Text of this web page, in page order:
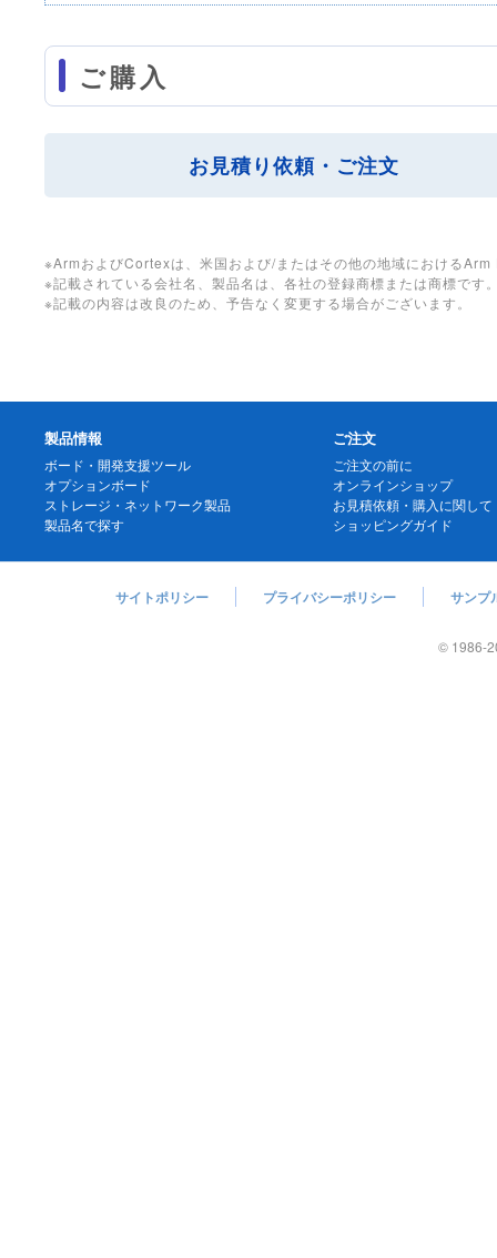
ご購入
お見積り依頼・ご注文
※ArmおよびCortexは、米国および/またはその他の地域における
※記載されている会社名、製品名は、各社の登録商標または商標です
※記載の内容は改良のため、予告なく変更する場合がございます。
製品情報
ボード・開発支援ツール
オプションボード
ストレージ・ネットワーク製品
製品名で探す
ご注文
ご注文の前に
オンラインショップ
お見積依頼・購入に関して
ショッピングガイド
サイトポリシー プライバシーポリシー サンプ
© 1986-